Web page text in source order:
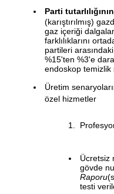
Parti
(karıştırılmış)
gaz içeriği
farklılıklarını
partileri
%15'ten %3'e
endoskop temizlik
Üretim
özel hizmetler
Ücretsiz
gövde
Raporu
testi